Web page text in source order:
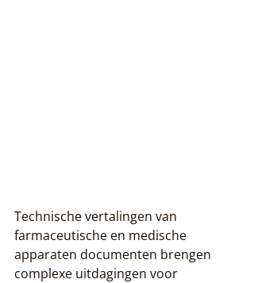
Technische vertalingen van
farmaceutische en medische
apparaten documenten brengen
complexe uitdagingen voor